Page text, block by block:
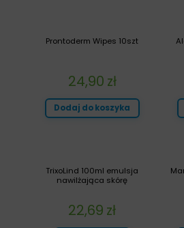
Prontoderm Wipes 10szt
24,90 zł
Dodaj do koszyka
TrixoLind 100ml emulsja
nawilżająca skórę
22,69 zł